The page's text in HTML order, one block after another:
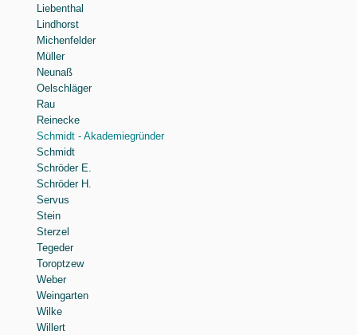
Liebenthal
Lindhorst
Michenfelder
Müller
Neunaß
Oelschläger
Rau
Reinecke
Schmidt - Akademiegründer
Schmidt
Schröder E.
Schröder H.
Servus
Stein
Sterzel
Tegeder
Toroptzew
Weber
Weingarten
Wilke
Willert